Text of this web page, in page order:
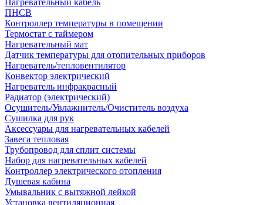
Нагревательный кабель
ПНСВ
Контроллер температуры в помещении
Термостат с таймером
Нагревательный мат
Датчик температуры для отопительных приборов
Нагреватель/тепловентилятор
Конвектор электрический
Нагреватель инфракрасный
Радиатор (электрический)
Осушитель/Увлажнитель/Очиститель воздуха
Сушилка для рук
Аксессуары для нагревательных кабелей
Завеса тепловая
Трубопровод для сплит системы
Набор для нагревательных кабелей
Контроллер электрического отопления
Душевая кабина
Умывальник с вытяжной лейкой
Установка вентиляционная